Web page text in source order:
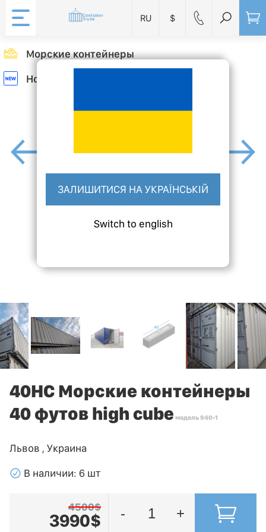
RU
ЗАЛИШИТИСЯ НА УКРАЇНСЬКІЙ
Switch to english
$
Морские контейнеры
Новый
40HC Морские контейнеры
40 футов high cube модель 940-1
Львов , Украина
􀁢 В наличии: 6 шт
4500$
3990$ - +